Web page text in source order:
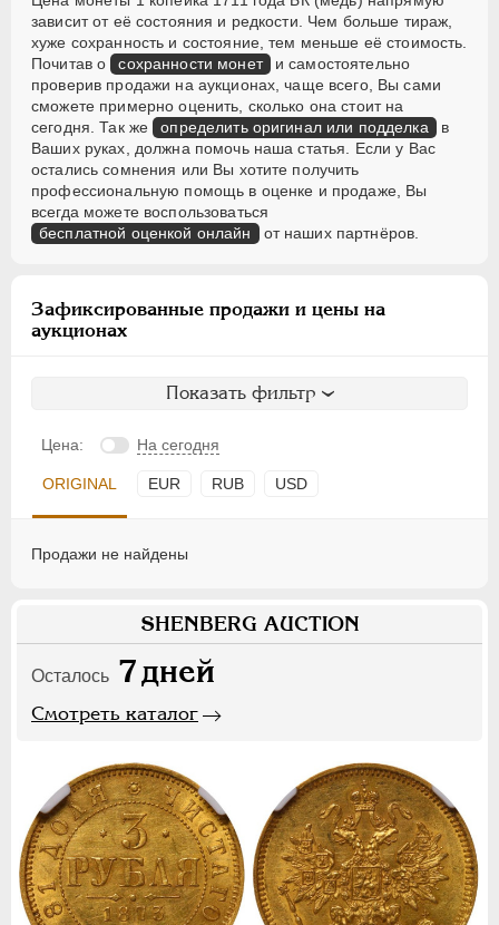
зависит от её состояния и редкости. Чем больше тираж,
хуже сохранность и состояние, тем меньше её стоимость.
Почитав о сохранности монет и самостоятельно
проверив продажи на аукционах, чаще всего, Вы сами
сможете примерно оценить, сколько она стоит на
сегодня. Так же определить оригинал или подделка в
Ваших руках, должна помочь наша статья. Если у Вас
остались сомнения или Вы хотите получить
профессиональную помощь в оценке и продаже, Вы
всегда можете воспользоваться
бесплатной оценкой онлайн от наших партнёров.
Зафиксированные продажи и цены на
аукционах
Показать фильтр
Цена: На сегодня
ORIGINAL EUR RUB USD
Продажи не найдены
SHENBERG AUCTION
Осталось 7дней
Смотреть каталог